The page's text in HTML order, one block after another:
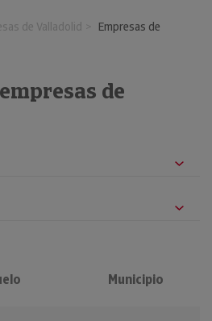
de Valladolid
Empresas de
de
Municipio